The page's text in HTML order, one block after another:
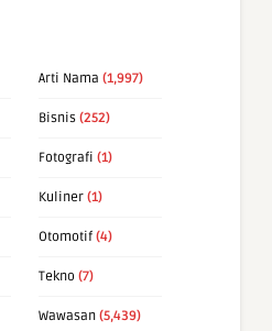
Arti Nama (1,997)
Bisnis (252)
Fotografi (1)
Kuliner (1)
Otomotif (4)
Tekno (7)
Wawasan (5,439)